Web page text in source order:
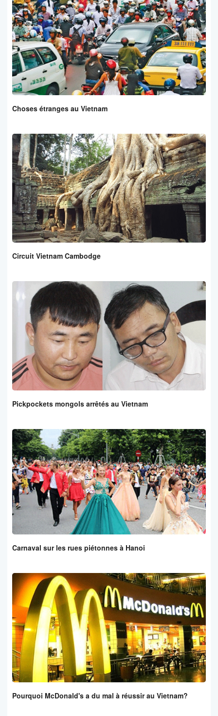
Choses étranges au Vietnam
Circuit Vietnam Cambodge
Pickpockets mongols arrêtés au Vietnam
Carnaval sur les rues piétonnes à Hanoi
Pourquoi McDonald's a du mal à réussir au Vietnam?